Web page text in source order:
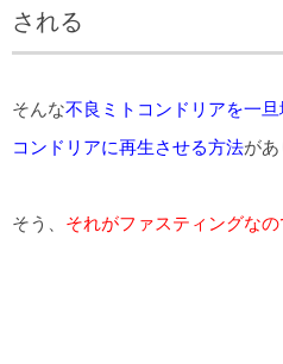
される
そんな不良ミトコンドリアを一
コンドリアに再生させる方法があ
そう、 それがファスティングなの